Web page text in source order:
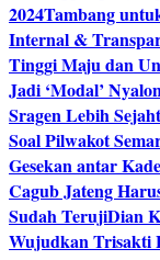
2024Tambang
Internal &
Tinggi Maju dan
Jadi ‘Modal’
Sragen Lebih
Soal Pilwakot
Gesekan antar
Cagub Jateng
Sudah TerujiDian
Wujudkan Trisakti